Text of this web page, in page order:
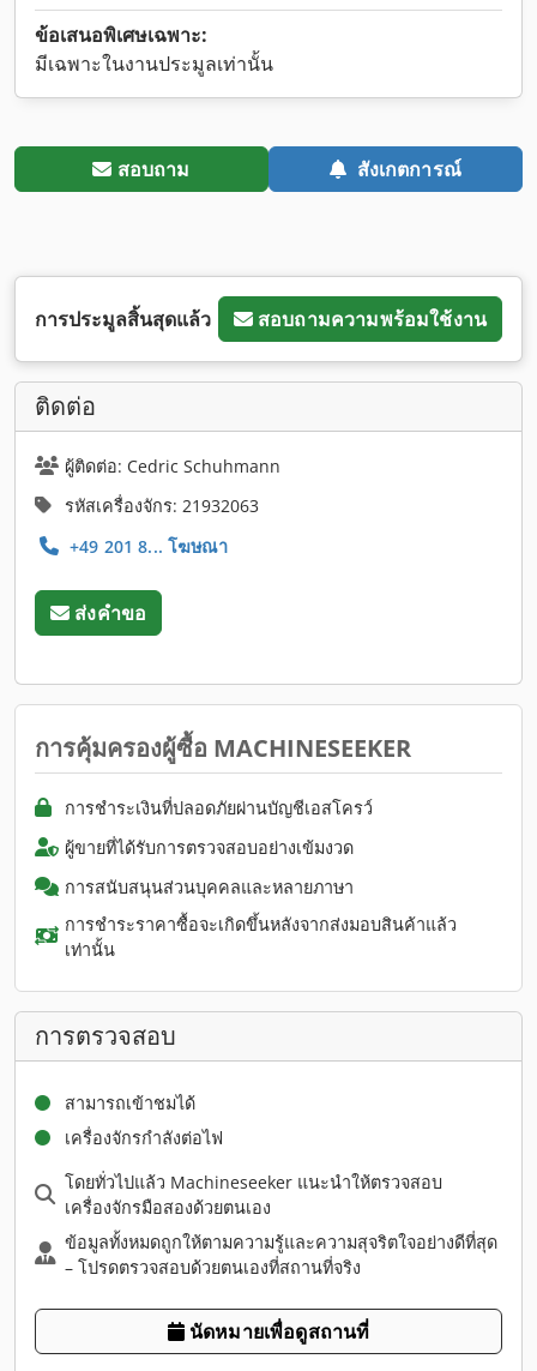
ข้อเสนอพิเศษเฉพาะ:
มีเฉพาะในงานประมูลเท่านั้น
สอบถาม สังเกตการณ์
การประมูลสิ้นสุดแล้ว สอบถามความพร้อมใช้งาน
ติดต่อ
ผู้ติดต่อ: Cedric Schuhmann
รหัสเครื่องจักร: 21932063
+49 201 8... โฆษณา
ส่งคำขอ
การคุ้มครองผู้ซื้อ MACHINESEEKER
การชำระเงินที่ปลอดภัยผ่านบัญชีเอสโครว์
ผู้ขายที่ได้รับการตรวจสอบอย่างเข้มงวด
การสนับสนุนส่วนบุคคลและหลายภาษา
การชำระราคาซื้อจะเกิดขึ้นหลังจากส่งมอบสินค้าแล้ว
เท่านั้น
การตรวจสอบ
สามารถเข้าชมได้
เครื่องจักรกำลังต่อไฟ
โดยทั่วไปแล้ว Machineseeker แนะนำให้ตรวจสอบ
เครื่องจักรมือสองด้วยตนเอง
ข้อมูลทั้งหมดถูกให้ตามความรู้และความสุจริตใจอย่างดีที่สุด
– โปรดตรวจสอบด้วยตนเองที่สถานที่จริง
นัดหมายเพื่อดูสถานที่